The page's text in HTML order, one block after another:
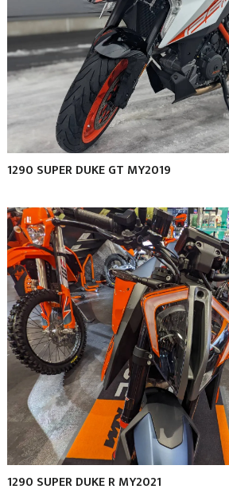
1290 SUPER DUKE GT MY2019
1290 SUPER DUKE R MY2021